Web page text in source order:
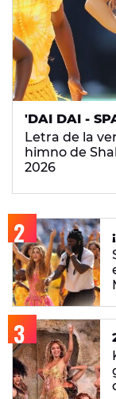
'DAI DAI -
Letra de la
himno de
2026